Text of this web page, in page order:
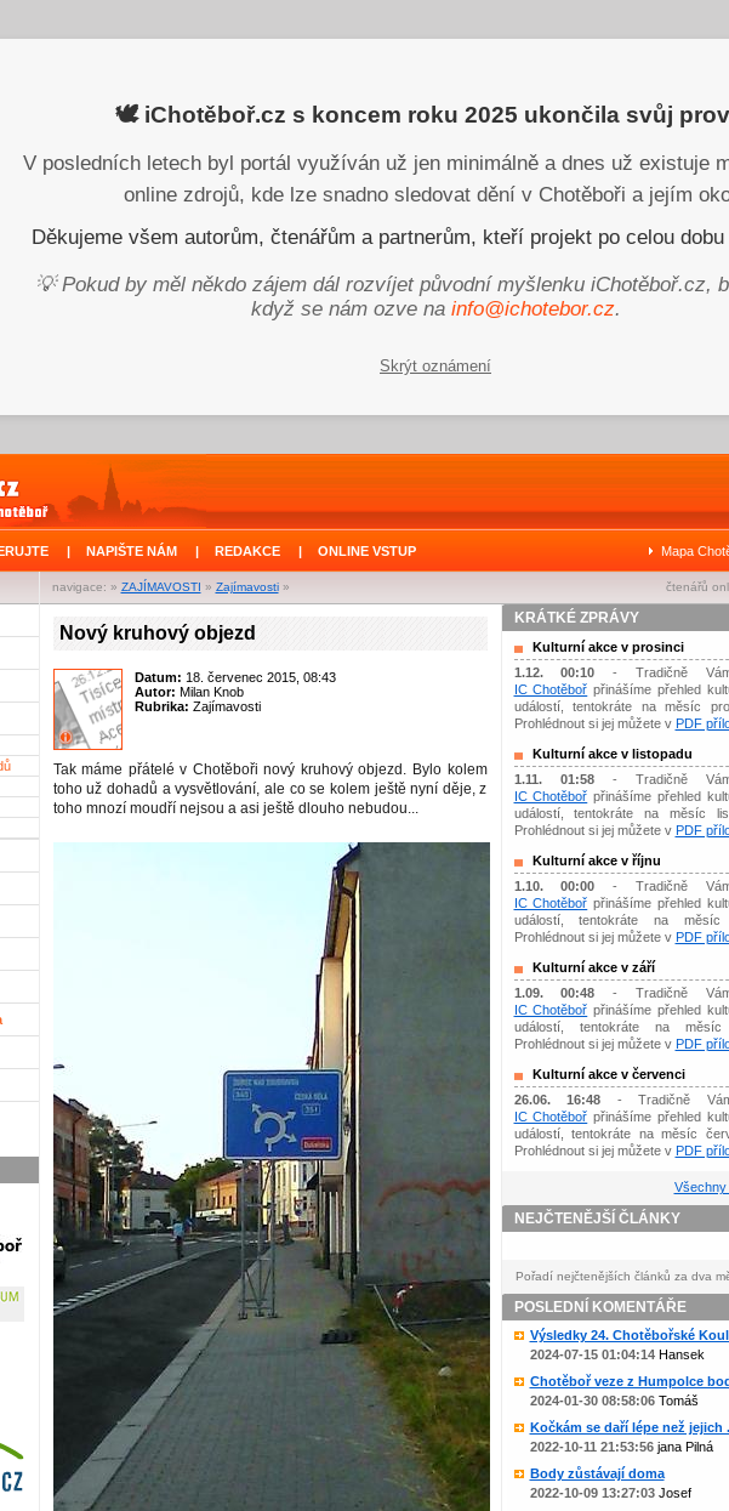
🕊️ iChotěboř.cz s koncem roku 2025 ukončila svůj
V posledních letech byl portál využíván už jen minimálně a dnes už existuje
online zdrojů, kde lze snadno sledovat dění v Chotěboři a jejím
Děkujeme všem autorům, čtenářům a partnerům, kteří projekt po celou dobu
💡 Pokud by měl někdo zájem dál rozvíjet původní myšlenku iChotěboř.cz,
když se nám ozve na info@ichotebor.cz.
Skrýt oznámení
| NAPIŠTE NÁM | REDAKCE | ONLINE VSTUP Mapa
navigace: » ZAJÍMAVOSTI » Zajímavosti» čtenářů
Nový kruhový objezd
Datum: 18. červenec 2015, 08:43
Autor: Milan Knob
Rubrika: Zajímavosti
Tak máme přátelé v Chotěboři nový kruhový objezd. Bylo kolem
toho už dohadů a vysvětlování, ale co se kolem ještě nyní děje, z
toho mnozí moudří nejsou a asi ještě dlouho nebudou...
KRÁTKÉ ZPRÁVY
Kulturní akce v prosinci
1.12. 00:10 - Tradičně
IC Chotěboř přinášíme přehled
událostí, tentokráte na měsíc
Prohlédnout si jej můžete v PDF
Kulturní akce v listopadu
1.11. 01:58- Tradičně
IC Chotěboř přinášíme přehled
událostí, tentokráte na měsíc
Prohlédnout si jej můžete v PDF
Kulturní akce v říjnu
1.10. 00:00 - Tradičně
IC Chotěboř přinášíme přehled
událostí, tentokráte na měsíc
Prohlédnout si jej můžete v PDF
Kulturní akce v září
1.09. 00:48 - Tradičně
IC Chotěboř přinášíme přehled
událostí, tentokráte na měsíc
Prohlédnout si jej můžete v PDF
Kulturní akce v červenci
26.06. 16:48 - Tradičně
IC Chotěboř přinášíme přehled
událostí, tentokráte na měsíc
Prohlédnout si jej můžete v PDF
NEJČTENĚJŠÍ ČLÁNKY
Pořadí nejčtenějších článků za dva
POSLEDNÍ KOMENTÁŘE
Výsledky 24. Chotěbořské
2024-07-15 01:04:14Hansek
Chotěboř veze z Humpolce
2024-01-30 08:58:06Tomáš
Kočkám se daří lépe než jejich
2022-10-11 21:53:56jana Pilná
Body zůstávají doma
2022-10-09 13:27:03Josef